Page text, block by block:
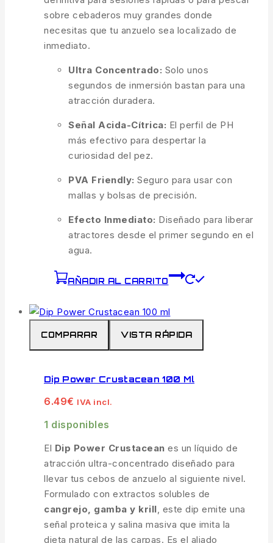
sobre cebaderos muy grandes donde
necesitas que tu anzuelo sea localizado de
inmediato.
Ultra Concentrado: Solo unos
segundos de inmersión bastan para una
atracción duradera.
Señal Acida-Cítrica: El perfil de PH
más efectivo para despertar la
curiosidad del pez.
PVA Friendly: Seguro para usar con
mallas y bolsas de precisión.
Efecto Inmediato: Diseñado para liberar
atractores desde el primer segundo en el
agua.
AÑADIR AL CARRITO
COMPARAR VISTA RÁPIDA
Dip Power Crustacean 100 Ml
6.49€ IVA incl.
1 disponibles
El Dip Power Crustacean es un líquido de
atracción ultra-concentrado diseñado para
llevar tus cebos de anzuelo al siguiente nivel.
Formulado con extractos solubles de
cangrejo, gamba y krill, este dip emite una
señal proteica y salina masiva que imita la
dieta natural de las carpas. Es el aliado